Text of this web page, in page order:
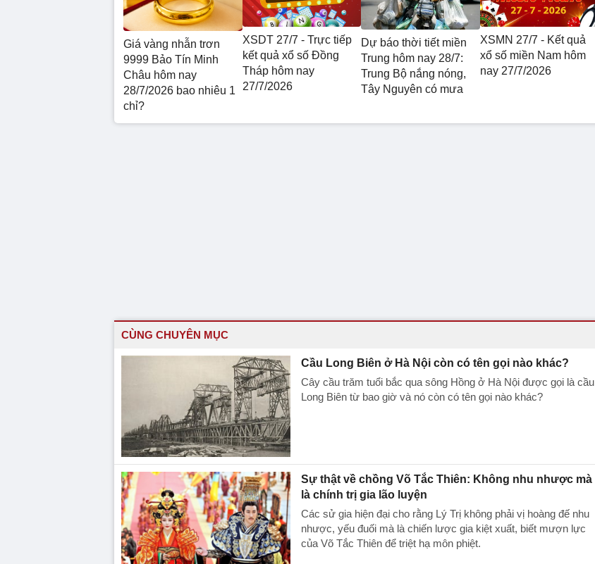
Giá vàng nhẫn trơn
9999 Bảo Tín Minh
Châu hôm nay
28/7/2026 bao nhiêu 1
chỉ?
XSDT 27/7 - Trực tiếp
kết quả xổ số Đồng
Tháp hôm nay
27/7/2026
Dự báo thời tiết miền
Trung hôm nay 28/7:
Trung Bộ nắng nóng,
Tây Nguyên có mưa
XSMN 27/7 - Kết quả
xổ số miền Nam hôm
nay 27/7/2026
CÙNG CHUYÊN MỤC
Cầu Long Biên ở Hà Nội còn có tên gọi nào khác?
Cây cầu trăm tuổi bắc qua sông Hồng ở Hà Nội được gọi là cầu
Long Biên từ bao giờ và nó còn có tên gọi nào khác?
Sự thật về chồng Võ Tắc Thiên: Không nhu nhược mà
là chính trị gia lão luyện
Các sử gia hiện đại cho rằng Lý Trị không phải vị hoàng đế nhu
nhược, yếu đuối mà là chiến lược gia kiệt xuất, biết mượn lực
của Võ Tắc Thiên để triệt hạ môn phiệt.